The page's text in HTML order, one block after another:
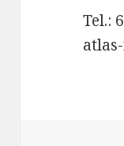
Tel.: